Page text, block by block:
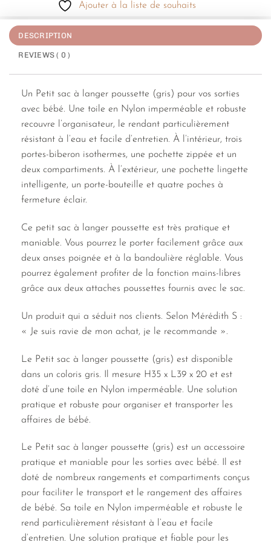
Ajouter à la liste de souhaits
DESCRIPTION
REVIEWS ( 0 )
Un Petit sac à langer poussette (gris) pour vos sorties
avec bébé. Une toile en Nylon imperméable et robuste
recouvre l’organisateur, le rendant particulièrement
résistant à l’eau et facile d’entretien. À l’intérieur, trois
portes-biberon isothermes, une pochette zippée et un
deux compartiments. À l’extérieur, une pochette lingette
intelligente, un porte-bouteille et quatre poches à
fermeture éclair.
Ce petit sac à langer poussette est très pratique et
maniable. Vous pourrez le porter facilement grâce aux
deux anses poignée et à la bandoulière réglable. Vous
pourrez également profiter de la fonction mains-libres
grâce aux deux attaches poussettes fournis avec le sac.
Un produit qui a séduit nos clients. Selon Mérédith S :
« Je suis ravie de mon achat, je le recommande ».
Le Petit sac à langer poussette (gris) est disponible
dans un coloris gris. Il mesure H35 x L39 x 20 et est
doté d’une toile en Nylon imperméable. Une solution
pratique et robuste pour organiser et transporter les
affaires de bébé.
Le Petit sac à langer poussette (gris) est un accessoire
pratique et maniable pour les sorties avec bébé. Il est
doté de nombreux rangements et compartiments conçus
pour faciliter le transport et le rangement des affaires
de bébé. Sa toile en Nylon imperméable et robuste le
rend particulièrement résistant à l’eau et facile
d’entretien. Une solution pratique et fiable pour les